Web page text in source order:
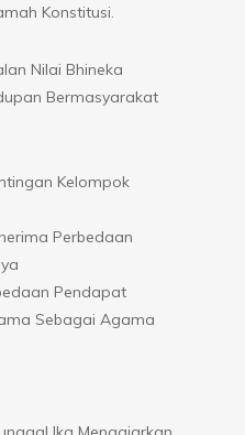
Konstitusi.
Nilai Bhineka
Bermasyarakat
Kelompok
Perbedaan
Pendapat
Sebagai Agama